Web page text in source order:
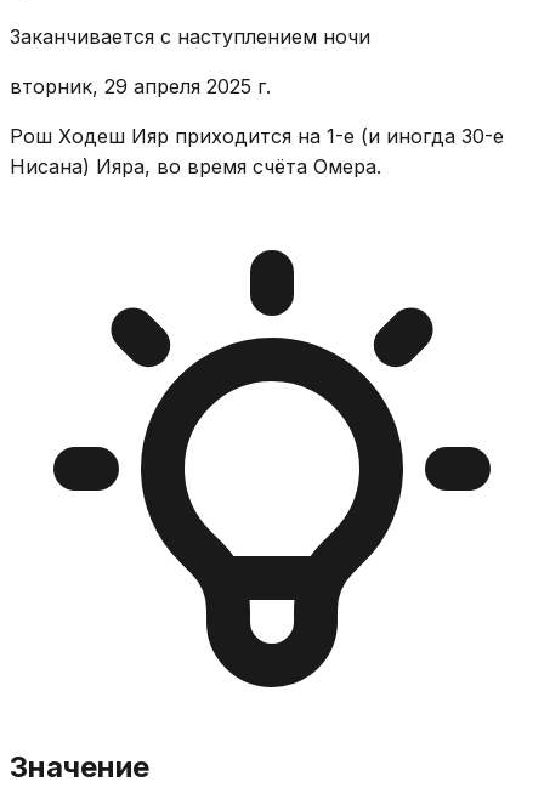
Заканчивается с наступлением ночи
вторник, 29 апреля 2025 г.
Рош Ходеш Ияр приходится на 1-е (и иногда 30-е
Нисана) Ияра, во время счёта Омера.
Значение